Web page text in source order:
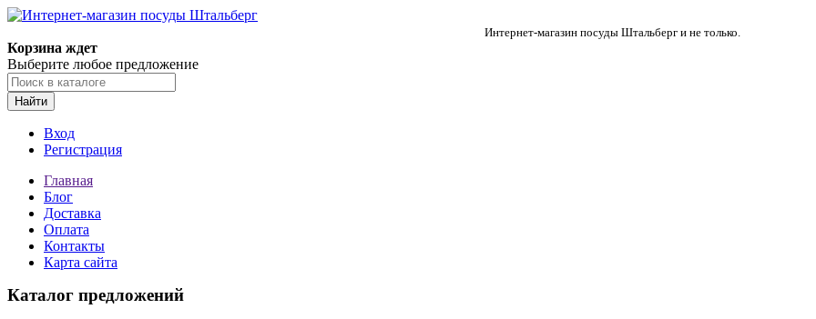
Интернет-магазин посуды Штальберг и не только.
Корзина ждет
Выберите любое предложение
Найти
Вход
Регистрация
Главная
Блог
Доставка
Оплата
Контакты
Карта сайта
Каталог предложений